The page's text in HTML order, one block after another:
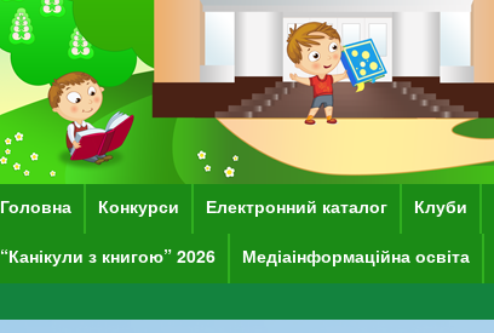
Головна Конкурси Електронний каталог Клуби
“Канікули з книгою” 2026 Медіаінформаційна освіта